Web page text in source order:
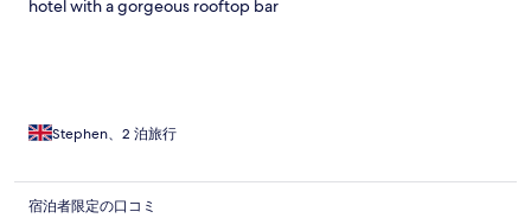
hotel with a gorgeous rooftop bar
Stephen、2 泊旅行
宿泊者限定の口コミ